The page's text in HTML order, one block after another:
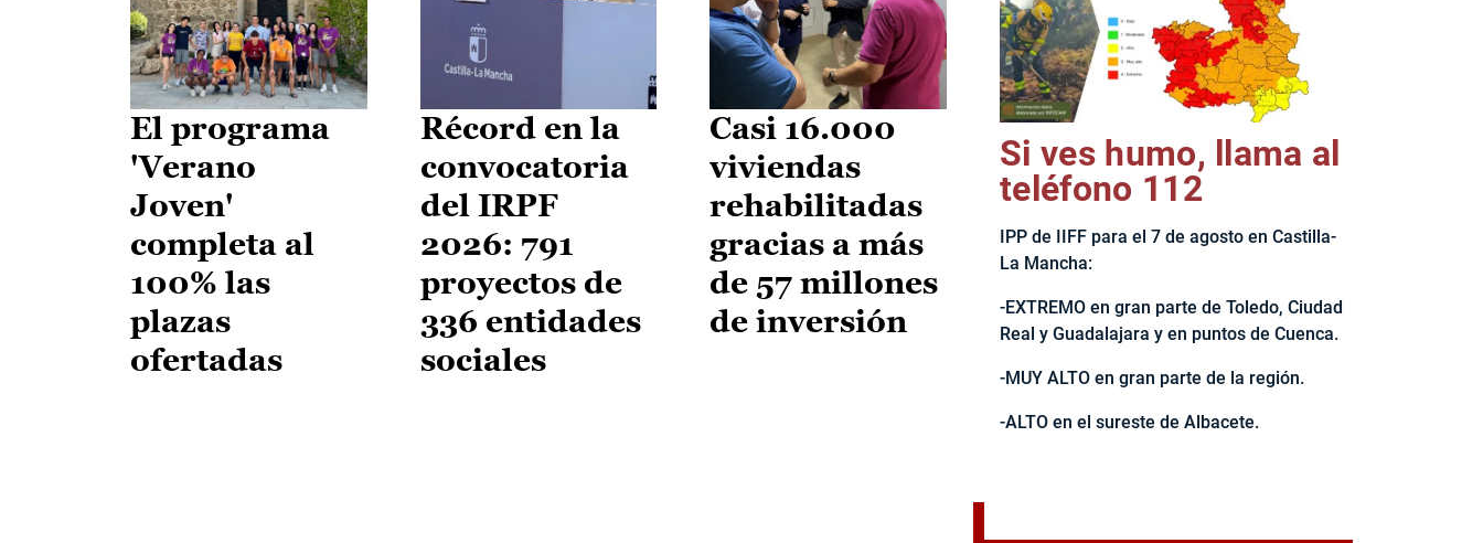
El programa
'Verano
Joven'
completa al
100% las
plazas
ofertadas
Récord en la
convocatoria
del IRPF
2026: 791
proyectos de
336 entidades
sociales
Casi 16.000
viviendas
rehabilitadas
gracias a más
de 57 millones
de inversión
Si ves humo, llama al
teléfono 112
IPP de IIFF para el 7 de agosto en Castilla-
La Mancha:
-EXTREMO en gran parte de Toledo, Ciudad
Real y Guadalajara y en puntos de Cuenca.
-MUY ALTO en gran parte de la región.
-ALTO en el sureste de Albacete.